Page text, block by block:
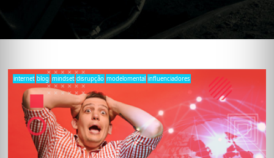
internet blog mindset disrupção modelomental influenciadores